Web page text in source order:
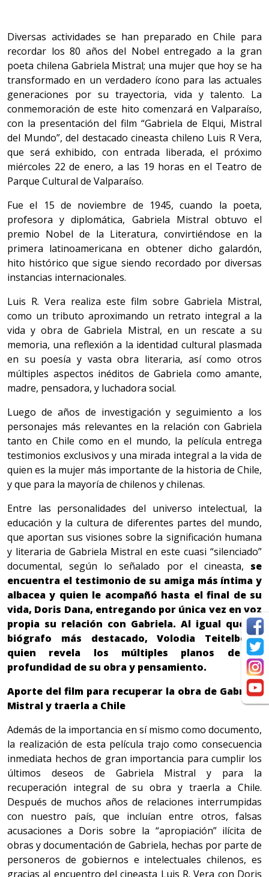
Diversas actividades se han preparado en Chile para
recordar los 80 años del Nobel entregado a la gran
poeta chilena Gabriela Mistral; una mujer que hoy se ha
transformado en un verdadero ícono para las actuales
generaciones por su trayectoria, vida y talento. La
conmemoración de este hito comenzará en Valparaíso,
con la presentación del film “Gabriela de Elqui, Mistral
del Mundo”, del destacado cineasta chileno Luis R Vera,
que será exhibido, con entrada liberada, el próximo
miércoles 22 de enero, a las 19 horas en el Teatro de
Parque Cultural de Valparaíso.
Fue el 15 de noviembre de 1945, cuando la poeta,
profesora y diplomática, Gabriela Mistral obtuvo el
premio Nobel de la Literatura, convirtiéndose en la
primera latinoamericana en obtener dicho galardón,
hito histórico que sigue siendo recordado por diversas
instancias internacionales.
Luis R. Vera realiza este film sobre Gabriela Mistral,
como un tributo aproximando un retrato integral a la
vida y obra de Gabriela Mistral, en un rescate a su
memoria, una reflexión a la identidad cultural plasmada
en su poesía y vasta obra literaria, así como otros
múltiples aspectos inéditos de Gabriela como amante,
madre, pensadora, y luchadora social.
Luego de años de investigación y seguimiento a los
personajes más relevantes en la relación con Gabriela
tanto en Chile como en el mundo, la película entrega
testimonios exclusivos y una mirada integral a la vida de
quien es la mujer más importante de la historia de Chile,
y que para la mayoría de chilenos y chilenas.
Entre las personalidades del universo intelectual, la
educación y la cultura de diferentes partes del mundo,
que aportan sus visiones sobre la significación humana
y literaria de Gabriela Mistral en este cuasi “silenciado”
documental, según lo señalado por el cineasta, se
encuentra el testimonio de su amiga más íntima y
albacea y quien le acompañó hasta el final de su
vida, Doris Dana, entregando por única vez en voz
propia su relación con Gabriela. Al igual que su
biógrafo más destacado, Volodia Teitelboim,
quien revela los múltiples planos de la
profundidad de su obra y pensamiento.
Aporte del film para recuperar la obra de Gabriela
Mistral y traerla a Chile
Además de la importancia en sí mismo como documento,
la realización de esta película trajo como consecuencia
inmediata hechos de gran importancia para cumplir los
últimos deseos de Gabriela Mistral y para la
recuperación integral de su obra y traerla a Chile.
Después de muchos años de relaciones interrumpidas
con nuestro país, que incluían entre otros, falsas
acusaciones a Doris sobre la “apropiación” ilícita de
obras y documentación de Gabriela, hechas por parte de
personeros de gobiernos e intelectuales chilenos, es
gracias al encuentro del cineasta Luis R. Vera con Doris